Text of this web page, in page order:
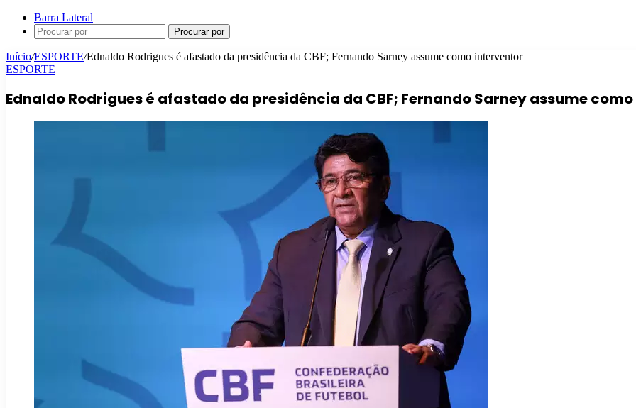
Barra Lateral
Procurar por
Início/ESPORTE/Ednaldo Rodrigues é afastado da presidência da CBF; Fernando Sarney assume como interventor
ESPORTE
Ednaldo Rodrigues é afastado da presidência da CBF; Fernando Sarney assume